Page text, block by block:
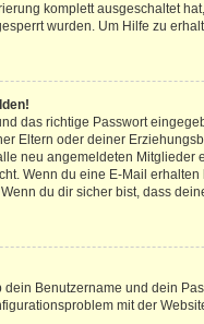
komplett ausgeschaltet
wurden. Um Hilfe zu
das richtige Passwort
Eltern oder deiner
neu angemeldeten
Wenn du eine E-Mail
du dir sicher bist, dass
Benutzername und dein
mit der